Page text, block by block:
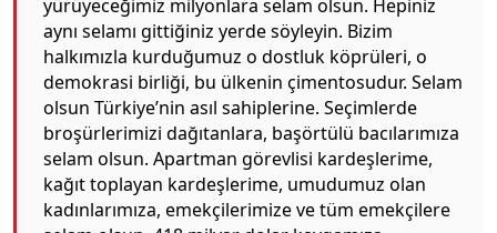
yürüyeceğimiz milyonlara selam olsun. Hepiniz
aynı selamı gittiğiniz yerde söyleyin. Bizim
halkımızla kurduğumuz o dostluk köprüleri, o
demokrasi birliği, bu ülkenin çimentosudur. Selam
olsun Türkiye’nin asıl sahiplerine. Seçimlerde
broşürlerimizi dağıtanlara, başörtülü bacılarımıza
selam olsun. Apartman görevlisi kardeşlerime,
kağıt toplayan kardeşlerime, umudumuz olan
kadınlarımıza, emekçilerimize ve tüm emekçilere